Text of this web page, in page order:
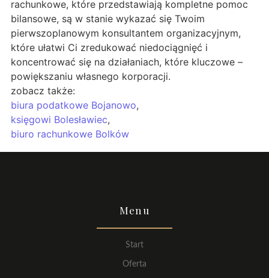
rachunkowe, które przedstawiają kompletne pomoc
bilansowe, są w stanie wykazać się Twoim
pierwszoplanowym konsultantem organizacyjnym,
które ułatwi Ci zredukować niedociągnięć i
koncentrować się na działaniach, które kluczowe –
powiększaniu własnego korporacji.
zobacz także:
biura podatkowe Bojanowo,
księgowi Bolesławiec,
biuro rachunkowe Bolków
Menu
Start
Oferta